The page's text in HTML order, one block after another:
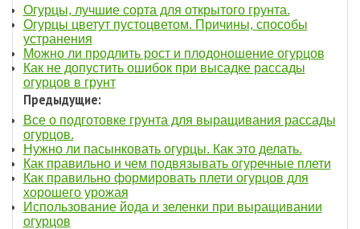
Огурцы, лучшие сорта для открытого грунта.
Огурцы цветут пустоцветом. Причины, способы
устранения
Можно ли продлить рост и плодоношение огурцов
Как не допустить ошибок при высадке рассады
огурцов в грунт
Предыдущие:
Все о подготовке грунта для выращивания рассады
огурцов.
Нужно ли пасынковать огурцы. Как это делать.
Как правильно и чем подвязывать огуречные плети
Как правильно формировать плети огурцов для
хорошего урожая
Использование йода и зеленки при выращивании
огурцов